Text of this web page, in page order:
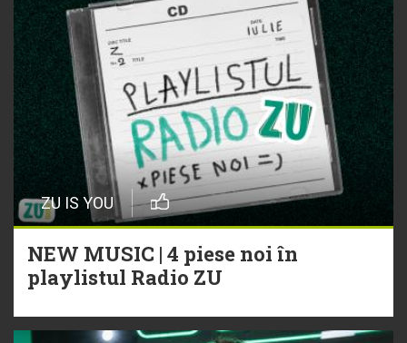
ZU IS YOU
NEW MUSIC | 4 piese noi în
playlistul Radio ZU